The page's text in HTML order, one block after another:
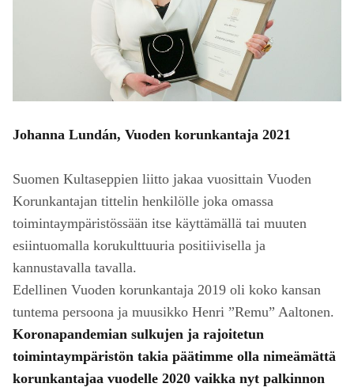
Johanna Lundán, Vuoden korunkantaja 2021
Suomen Kultaseppien liitto jakaa vuosittain Vuoden
Korunkantajan tittelin henkilölle joka omassa
toimintaympäristössään itse käyttämällä tai muuten
esiintuomalla korukulttuuria positiivisella ja
kannustavalla tavalla.
Edellinen Vuoden korunkantaja 2019 oli koko kansan
tuntema persoona ja muusikko Henri ”Remu” Aaltonen.
Koronapandemian sulkujen ja rajoitetun
toimintaympäristön takia päätimme olla nimeämättä
korunkantajaa vuodelle 2020 vaikka nyt palkinnon